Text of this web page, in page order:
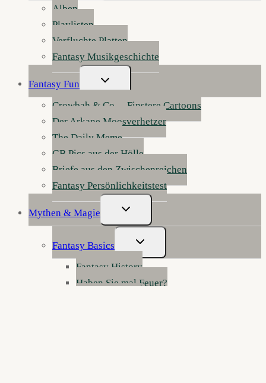
Alben
Playlisten
Verfluchte Platten
Fantasy Musikgeschichte
Fantasy Fun
Untermenü
Umschalten
Crowbah & Co. – Finstere Cartoons
Der Arkane Moosverhetzer
The Daily Meme
GB Pics aus der Hölle
Briefe aus den Zwischenreichen
Fantasy Persönlichkeitstest
Mythen & Magie
Untermenü
Umschalten
Fantasy Basics
Untermenü
Umschalten
Fantasy History
Haben Sie mal Feuer?